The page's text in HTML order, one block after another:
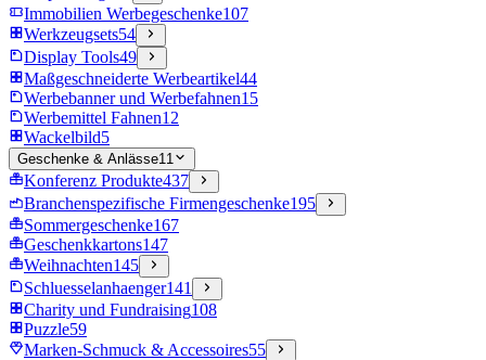
Immobilien Werbegeschenke107
Werkzeugsets54
Display Tools49
Maßgeschneiderte Werbeartikel44
Werbebanner und Werbefahnen15
Werbemittel Fahnen12
Wackelbild5
Geschenke & Anlässe11
Konferenz Produkte437
Branchenspezifische Firmengeschenke195
Sommergeschenke167
Geschenkkartons147
Weihnachten145
Schluesselanhaenger141
Charity und Fundraising108
Puzzle59
Marken-Schmuck & Accessoires55